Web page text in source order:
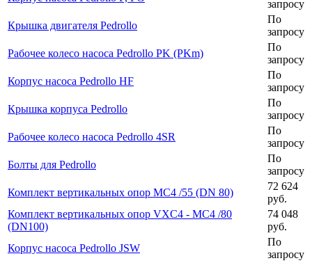
запросу
Крышка двигателя Pedrollo
По
запросу
Рабочее колесо насоса Pedrollo PK (PKm)
По
запросу
Корпус насоса Pedrollo HF
По
запросу
Крышка корпуса Pedrollo
По
запросу
Рабочее колесо насоса Pedrollo 4SR
По
запросу
Болты для Pedrollo
По
запросу
Комплект вертикальных опор MC4 /55 (DN 80)
72 624
руб.
Комплект вертикальных опор VXC4 - MC4 /80
(DN100)
74 048
руб.
Корпус насоса Pedrollo JSW
По
запросу